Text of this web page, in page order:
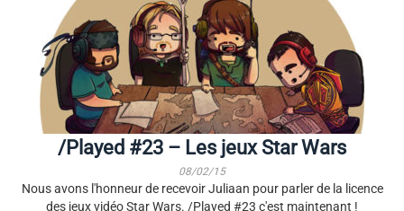
/Played #23 – Les jeux Star Wars
08/02/15
Nous avons l'honneur de recevoir Juliaan pour parler de la licence
des jeux vidéo Star Wars. /Played #23 c'est maintenant !